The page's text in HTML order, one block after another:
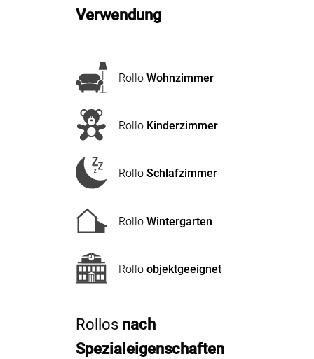
Verwendung
RolloWohnzimmer
Rollo Kinderzimmer
RolloSchlafzimmer
RolloWintergarten
Rolloobjekt­geeignet
Rollos nach
Spezialeigenschaften